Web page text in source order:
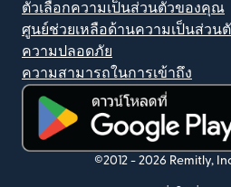
ตัวเลือกความเป็นส่วนตัวของคุณ
ศูนย์ช่วยเหลือด้านความเป็นส่วน
ความปลอดภัย
ความสามารถในการเข้าถึง
(เปิดในหน้าต่างใหม่)
©2012 - 2026 Remitly,